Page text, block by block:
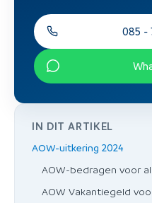
IN DIT ARTIKEL
AOW-uitkering 2024
AOW-bedragen voor
AOW Vakantiegeld
085 -